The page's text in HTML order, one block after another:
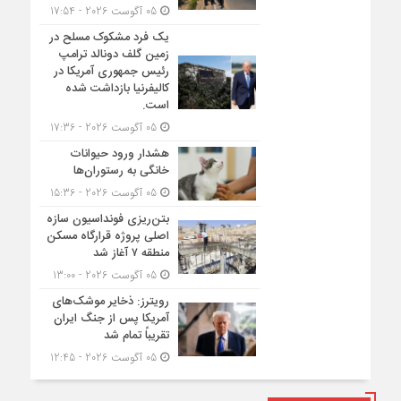
05 آگوست 2026 - 17:54
یک فرد مشکوک مسلح در
زمین گلف دونالد ترامپ
رئیس جمهوری آمریکا در
کالیفرنیا بازداشت شده
است.
05 آگوست 2026 - 17:36
هشدار ورود حیوانات
خانگی به رستوران‌ها
05 آگوست 2026 - 15:36
بتن‌ریزی فونداسیون سازه
اصلی پروژه قرارگاه مسکن
منطقه ۷ آغاز شد
05 آگوست 2026 - 13:00
رویترز: ذخایر موشک‌های
آمریکا پس از جنگ ایران
تقریباً تمام شد
05 آگوست 2026 - 12:45